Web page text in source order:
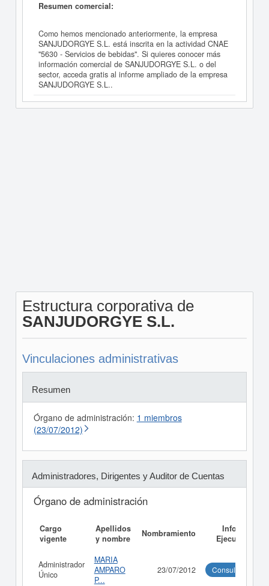
Resumen comercial:
Como hemos mencionado anteriormente, la empresa
SANJUDORGYE S.L. está inscrita en la actividad CNAE
"5630 - Servicios de bebidas". Si quieres conocer más
información comercial de SANJUDORGYE S.L. o del
sector, acceda gratis al informe ampliado de la empresa
SANJUDORGYE S.L..
Estructura corporativa de
SANJUDORGYE S.L.
Vinculaciones administrativas
Resumen
Órgano de administración: 1 miembros
(23/07/2012)
Administradores, Dirigentes y Auditor de Cuentas
Órgano de administración
Cargo
vigente
Apellidos
y nombre
Nombramiento
Informe
Ejecutivo
Administrador
Único
MARIA
AMPARO
P...
23/07/2012 Consultar